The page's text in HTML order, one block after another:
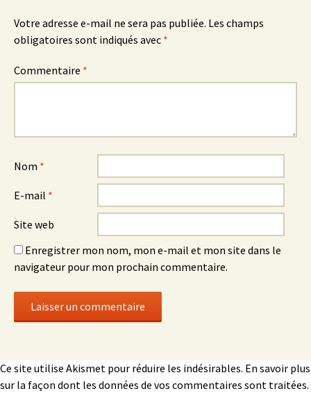
Votre adresse e-mail ne sera pas publiée. Les champs
obligatoires sont indiqués avec *
Commentaire *
Nom *
E-mail *
Site web
Enregistrer mon nom, mon e-mail et mon site dans le
navigateur pour mon prochain commentaire.
Ce site utilise Akismet pour réduire les indésirables. En savoir plus
sur la façon dont les données de vos commentaires sont traitées.